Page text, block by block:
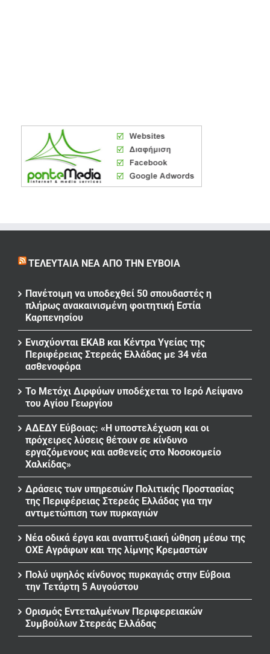
ΤΕΛΕΥΤΑΊΑ ΝΈΑ ΑΠΌ ΤΗΝ ΕΎΒΟΙΑ
Πανέτοιμη να υποδεχθεί 50 σπουδαστές η
πλήρως ανακαινισμένη φοιτητική Εστία
Καρπενησίου
Ενισχύονται ΕΚΑΒ και Κέντρα Υγείας της
Περιφέρειας Στερεάς Ελλάδας με 34 νέα
ασθενοφόρα
Το Μετόχι Διρφύων υποδέχεται το Ιερό Λείψανο
του Αγίου Γεωργίου
ΑΔΕΔΥ Εύβοιας: «Η υποστελέχωση και οι
πρόχειρες λύσεις θέτουν σε κίνδυνο
εργαζόμενους και ασθενείς στο Νοσοκομείο
Χαλκίδας»
Δράσεις των υπηρεσιών Πολιτικής Προστασίας
της Περιφέρειας Στερεάς Ελλάδας για την
αντιμετώπιση των πυρκαγιών
Νέα οδικά έργα και αναπτυξιακή ώθηση μέσω της
ΟΧΕ Αγράφων και της λίμνης Κρεμαστών
Πολύ υψηλός κίνδυνος πυρκαγιάς στην Εύβοια
την Τετάρτη 5 Αυγούστου
Ορισμός Εντεταλμένων Περιφερειακών
Συμβούλων Στερεάς Ελλάδας